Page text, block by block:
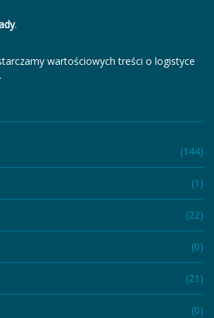
.
wartościowych treści o logistyce
(144)
(1)
(22)
(0)
(21)
(0)